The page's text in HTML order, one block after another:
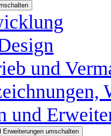
und
und
Erweiterungen umschalten